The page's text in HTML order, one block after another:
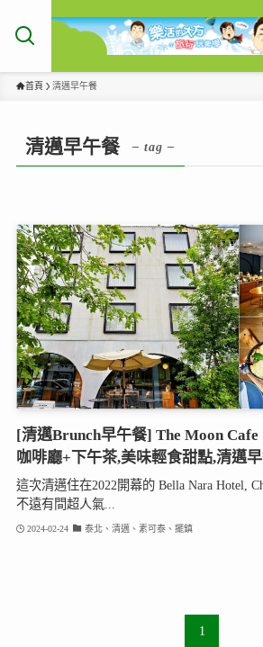
首頁 清邁早午餐
清邁早午餐 – tag –
[清邁Brunch早午餐] The Moon
咖啡廳+下午茶,美味輕食甜點,清邁
這次清邁住在2022開幕的 Bella Nara Hotel,
不遠有間超人氣...
2024-02-24 泰北、清邁、素可泰、擺鎮
1